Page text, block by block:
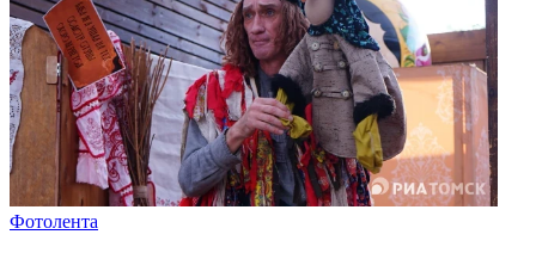
Фотолента